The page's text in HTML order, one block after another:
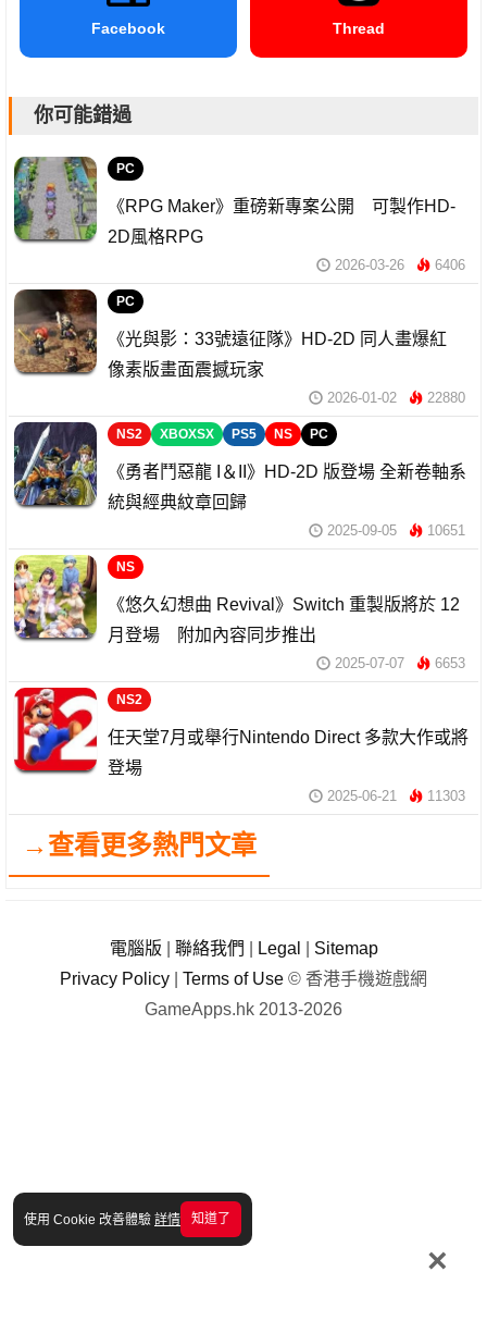
使用 Cookie 改善體驗 詳情 知道了
×
Facebook Thread
你可能錯過
PC
《RPG Maker》重磅新專案公開 可製作HD-
2D風格RPG
2026-03-26 6406
PC
《光與影：33號遠征隊》HD-2D 同人畫爆紅
像素版畫面震撼玩家
2026-01-02 22880
NS2 XBOXSX PS5 NS PC
《勇者鬥惡龍 I＆II》HD-2D 版登場 全新卷軸系
統與經典紋章回歸
2025-09-05 10651
NS
《悠久幻想曲 Revival》Switch 重製版將於 12
月登場 附加內容同步推出
2025-07-07 6653
NS2
任天堂7月或舉行Nintendo Direct 多款大作或將
登場
2025-06-21 11303
→查看更多熱門文章
電腦版 聯絡我們 Legal
Sitemap
Privacy Policy
Terms of Use © 香港手機遊戲網
GameApps.hk 2013-2026